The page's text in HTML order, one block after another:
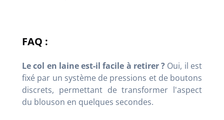
FAQ :
Le col en laine est-il facile à retirer ? Oui, il est
fixé par un système de pressions et de boutons
discrets, permettant de transformer l'aspect
du blouson en quelques secondes.